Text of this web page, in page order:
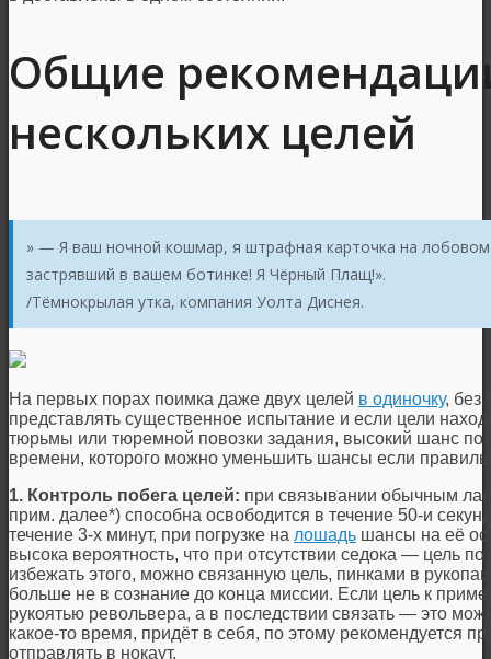
Общие
нескольких целей
» — Я ваш ночной кошмар, я штрафная карточка на
застрявший в вашем ботинке! Я Чёрный Плащ!».
/Тёмнокрылая утка, компания Уолта Диснея.
На первых порах поимка даже двух целей в одиночку, без
представлять существенное испытание и если цели
тюрьмы или тюремной повозки задания, высокий шанс
времени, которого можно уменьшить шансы если
1. Контроль побега целей: при связывании обычным
прим. далее*) способна освободится в течение 50-и
течение 3-х минут, при погрузке на лошадь шансы на её
высока вероятность, что при отсутствии седока — цель
избежать этого, можно связанную цель, пинками в
больше не в сознание до конца миссии. Если цель к
рукоятью револьвера, а в последствии связать — это
какое-то время, придёт в себя, по этому рекомендуется
отправлять в нокаут.